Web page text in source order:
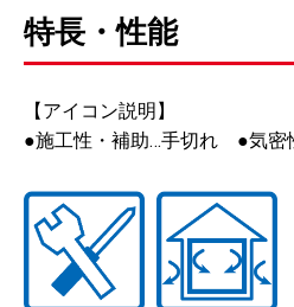
特長・性能
【アイコン説明】
●施工性・補助…手切れ ●気密